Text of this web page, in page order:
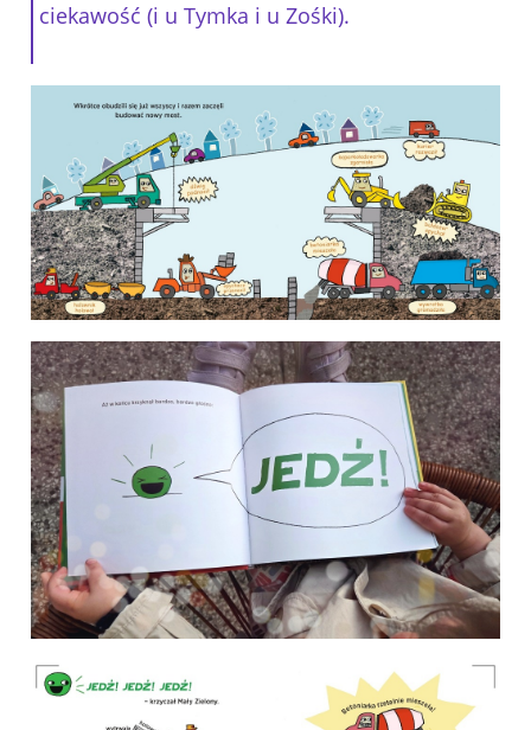
ciekawość (i u Tymka i u Zośki).